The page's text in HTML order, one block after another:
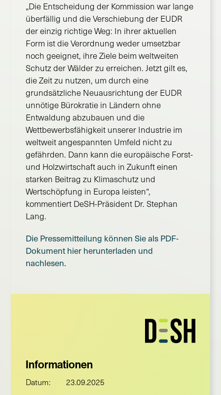
„Die Entscheidung der Kommission war lange
überfällig und die Verschiebung der EUDR
der einzig richtige Weg: In ihrer aktuellen
Form ist die Verordnung weder umsetzbar
noch geeignet, ihre Ziele beim weltweiten
Schutz der Wälder zu erreichen. Jetzt gilt es,
die Zeit zu nutzen, um durch eine
grundsätzliche Neuausrichtung der EUDR
unnötige Bürokratie in Ländern ohne
Entwaldung abzubauen und die
Wettbewerbsfähigkeit unserer Industrie im
weltweit angespannten Umfeld nicht zu
gefährden. Dann kann die europäische Forst-
und Holzwirtschaft auch in Zukunft einen
starken Beitrag zu Klimaschutz und
Wertschöpfung in Europa leisten“,
kommentiert DeSH-Präsident Dr. Stephan
Lang.
Die Pressemitteilung können Sie als PDF-
Dokument hier herunterladen und
nachlesen.
Informationen
Datum: 23.09.2025